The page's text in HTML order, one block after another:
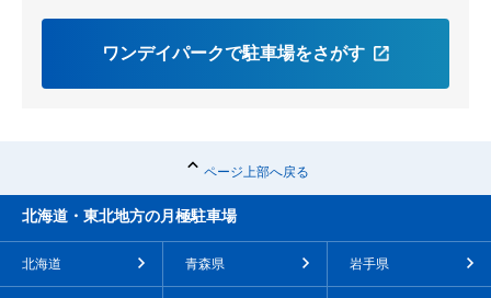
ワンデイパークで駐車場をさがす
ページ上部へ戻る
北海道・東北地方の月極駐車場
北海道 青森県 岩手県